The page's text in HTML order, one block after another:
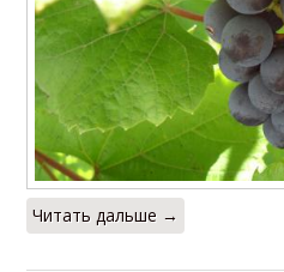
Читать дальше →